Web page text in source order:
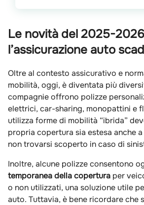
Le novità del 2025-
l’assicurazione auto
Oltre al contesto assicurativo e
mobilità, oggi, è diventata più
compagnie offrono polizze
elettrici, car-sharing, monopattini e
utilizza forme di mobilità “ibrida”
propria copertura sia estesa anche
non trovarsi scoperto in caso di
Inoltre, alcune polizze consentono
temporanea della copertura per
o non utilizzati, una soluzione utile
auto. Tuttavia, è bene ricordare che